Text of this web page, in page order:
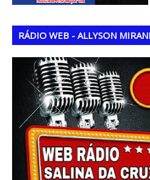
RÁDIO WEB - ALLYSON